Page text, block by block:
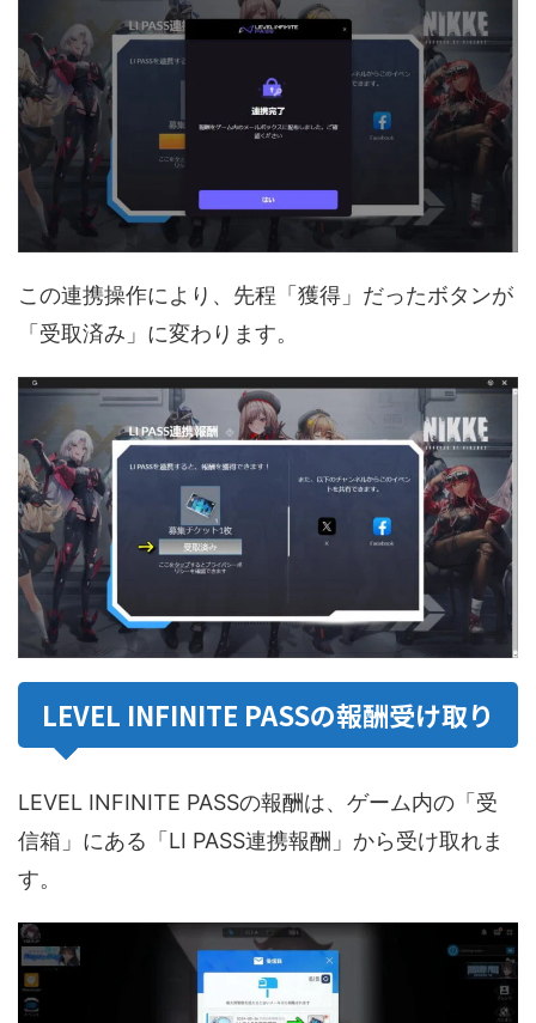
この連携操作により、先程「獲得」だったボタンが
「受取済み」に変わります。
LEVEL INFINITE PASSの報酬受け取り
LEVEL INFINITE PASSの報酬は、ゲーム内の「受
信箱」にある「LI PASS連携報酬」から受け取れま
す。